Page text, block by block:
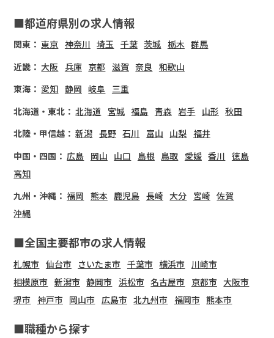
■都道府県別の求人情報
関東： 東京 神奈川 埼玉 千葉 茨城 栃木 群馬
近畿： 大阪 兵庫 京都 滋賀 奈良 和歌山
東海： 愛知 静岡 岐阜
三重
北海道・東北： 北海道 宮城 福島 青森 岩手 山形 秋田
北陸・甲信越： 新潟 長野 石川 富山 山梨 福井
中国・四国： 広島 岡山 山口 島根 鳥取 愛媛 香川 徳島
高知
九州・沖縄： 福岡 熊本 鹿児島 長崎 大分 宮崎 佐賀
沖縄
■全国主要都市の求人情報
札幌市 仙台市 さいたま市 千葉市 横浜市
川崎市
相模原市 新潟市 静岡市 浜松市 名古屋市 京都市 大阪市
堺市 神戸市 岡山市 広島市 北九州市 福岡市 熊本市
■職種から探す